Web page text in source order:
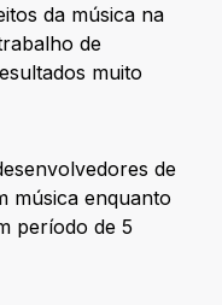
da música na
de
muito
de
música enquanto
período de 5